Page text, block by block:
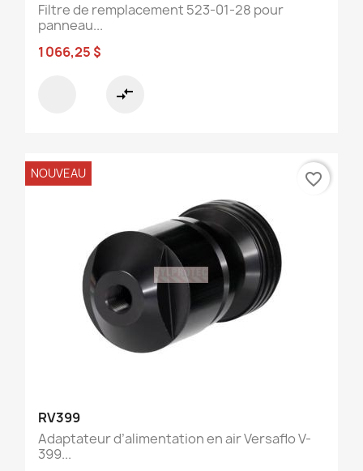
Filtre de remplacement 523-01-28 pour
panneau...
1 066,25 $
compare_arrows
RV399
Adaptateur d’alimentation en air Versaflo V-
399...
NOUVEAU favorite_border